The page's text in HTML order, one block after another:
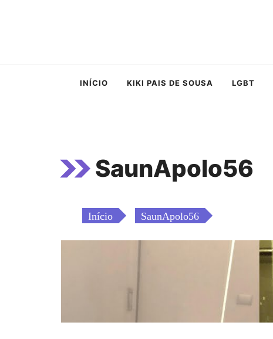
INÍCIO KIKI PAIS DE SOUSA LGBT
SaunApolo56
Início SaunApolo56